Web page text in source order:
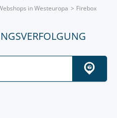
in Westeuropa
Firebox